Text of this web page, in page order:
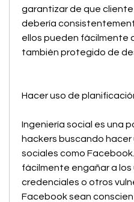
garantizar de que
debería
ellos pueden fácilmente
también protegido de
Hacer uso de
Ingeniería social es una
hackers buscando
sociales como
fácilmente engañar a los
credenciales o otros
Facebook sean